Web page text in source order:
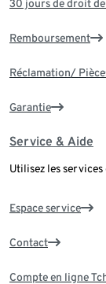
30 jours de droit
Remboursement
Réclamation/
Garantie
Service & Aide
Utilisez les
Espace service
Contact
Compte en ligne